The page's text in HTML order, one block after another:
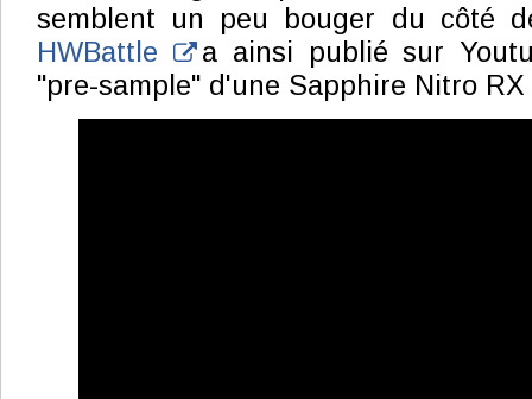
semblent un peu bouger du côté
HWBattle
a ainsi publié sur
"pre-sample" d'une Sapphire Nitro RX